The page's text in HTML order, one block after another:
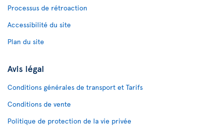
Processus de rétroaction
Accessibilité du site
Plan du site
Avis légal
Conditions générales de transport et Tarifs
Conditions de vente
Politique de protection de la vie privée